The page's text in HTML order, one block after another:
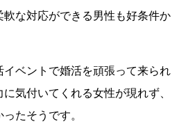
軟な対応ができる男性も好条件か
イベントで婚活を頑張って来られ
気付いてくれる女性が現れず、
たそうです。